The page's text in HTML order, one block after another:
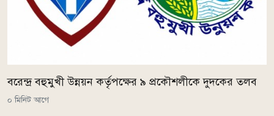
বরেন্দ্র বহুমুখী উন্নয়ন কর্তৃপক্ষের ৯ প্রকৌশলীকে দুদকের তলব
০ মিনিট আগে